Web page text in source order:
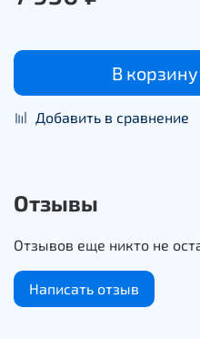
В корзину
Добавить в сравнение
Отзывы
Отзывов еще никто не
Написать отзыв